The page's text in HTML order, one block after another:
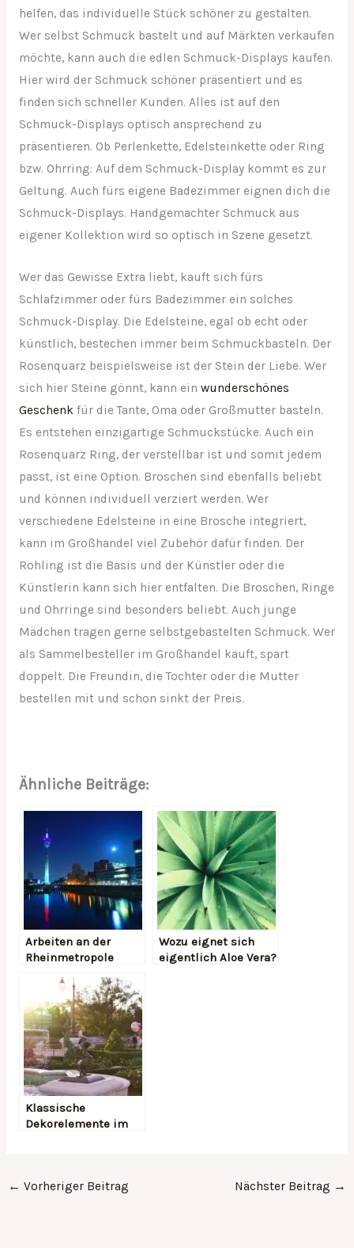
helfen, das individuelle Stück schöner zu gestalten.
Wer selbst Schmuck bastelt und auf Märkten verkaufen
möchte, kann auch die edlen Schmuck-Displays kaufen.
Hier wird der Schmuck schöner präsentiert und es
finden sich schneller Kunden. Alles ist auf den
Schmuck-Displays optisch ansprechend zu
präsentieren. Ob Perlenkette, Edelsteinkette oder Ring
bzw. Ohrring: Auf dem Schmuck-Display kommt es zur
Geltung. Auch fürs eigene Badezimmer eignen dich die
Schmuck-Displays. Handgemachter Schmuck aus
eigener Kollektion wird so optisch in Szene gesetzt.
Wer das Gewisse Extra liebt, kauft sich fürs
Schlafzimmer oder fürs Badezimmer ein solches
Schmuck-Display. Die Edelsteine, egal ob echt oder
künstlich, bestechen immer beim Schmuckbasteln. Der
Rosenquarz beispielsweise ist der Stein der Liebe. Wer
sich hier Steine gönnt, kann ein wunderschönes
Geschenkfür die Tante, Oma oder Großmutter basteln.
Es entstehen einzigartige Schmuckstücke. Auch ein
Rosenquarz Ring, der verstellbar ist und somit jedem
passt, ist eine Option. Broschen sind ebenfalls beliebt
und können individuell verziert werden. Wer
verschiedene Edelsteine in eine Brosche integriert,
kann im Großhandel viel Zubehör dafür finden. Der
Rohling ist die Basis und der Künstler oder die
Künstlerin kann sich hier entfalten. Die Broschen, Ringe
und Ohrringe sind besonders beliebt. Auch junge
Mädchen tragen gerne selbstgebastelten Schmuck. Wer
als Sammelbesteller im Großhandel kauft, spart
doppelt. Die Freundin, die Tochter oder die Mutter
bestellen mit und schon sinkt der Preis.
Ähnliche Beiträge:
Arbeiten an der
Rheinmetropole
Wozu eignet sich
eigentlich Aloe Vera?
Klassische
Dekorelemente im
← Vorheriger Beitrag Nächster Beitrag →